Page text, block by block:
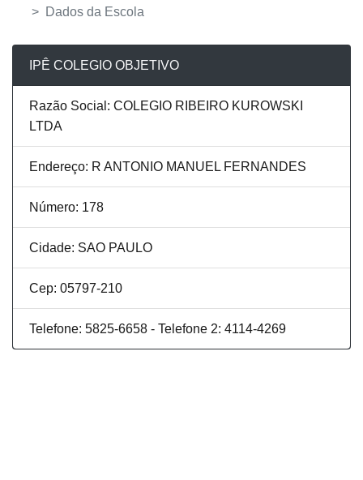
Dados da Escola
IPÊ COLEGIO OBJETIVO
Razão Social: COLEGIO RIBEIRO KUROWSKI
LTDA
Endereço: R ANTONIO MANUEL FERNANDES
Número: 178
Cidade: SAO PAULO
Cep: 05797-210
Telefone: 5825-6658 - Telefone 2: 4114-4269